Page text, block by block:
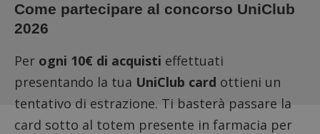
Come partecipare al concorso UniClub
2026
Per ogni 10€ di acquisti effettuati
presentando la tua UniClub card ottieni un
tentativo di estrazione. Ti basterà passare la
card sotto al totem presente in farmacia per